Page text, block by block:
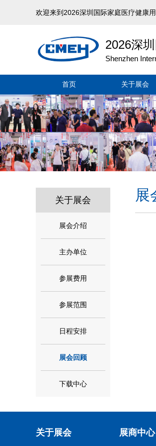
欢迎来到2026深圳国际家庭医疗健康用
2026深
Shenzhen
首页 关于展会
关于展会
展会介绍
主办单位
参展费用
参展范围
日程安排
展会回顾
下载中心
展
关于展会 展商中心